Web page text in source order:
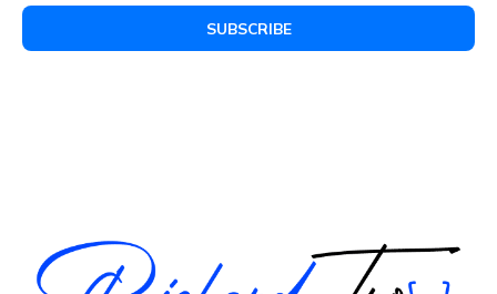
SUBSCRIBE